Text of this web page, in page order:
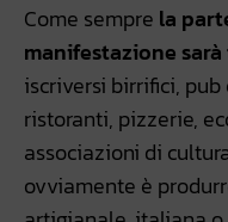
Come sempre la
manifestazione
iscriversi birrifici, pub
ristoranti, pizzerie,
associazioni di
ovviamente è